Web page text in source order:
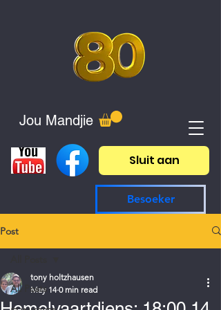
Jou Mandjie
Sluit aan
Besoeker
Post
All Posts
tony holtzhausen
May 14 0 min read